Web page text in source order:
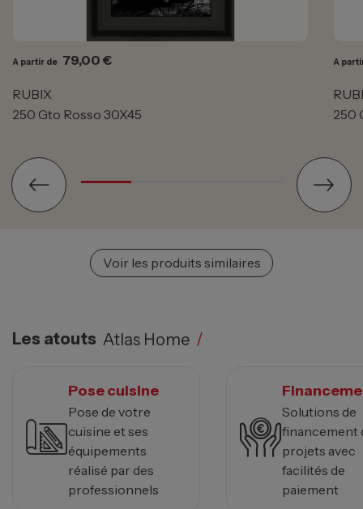
A partir de Prix
79,00 €
RUBIX
250 Gto Rosso 30X45
A
250
Voir les produits similaires
Les atouts Atlas Home /
Pose cuisine
Pose de votre
cuisine et ses
équipements
réalisé par des
professionnels
Solutions de
financement
projets avec
facilités de
paiement